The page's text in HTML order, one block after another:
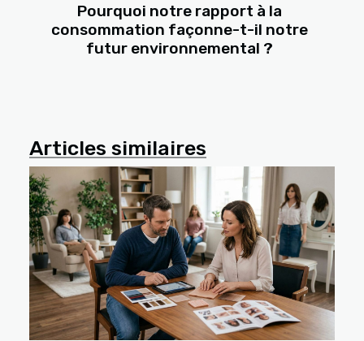
Pourquoi notre rapport à la
consommation façonne-t-il notre
futur environnemental ?
Articles similaires